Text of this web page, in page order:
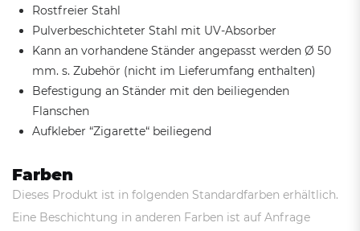
Rostfreier Stahl
Pulverbeschichteter Stahl mit UV-Absorber
Kann an vorhandene Ständer angepasst werden Ø 50
mm. s. Zubehör (nicht im Lieferumfang enthalten)
Befestigung an Ständer mit den beiliegenden
Flanschen
Aufkleber “Zigarette“ beiliegend
Farben
Dieses Produkt ist in folgenden Standardfarben erhältlich.
Eine Beschichtung in anderen Farben ist auf Anfrage